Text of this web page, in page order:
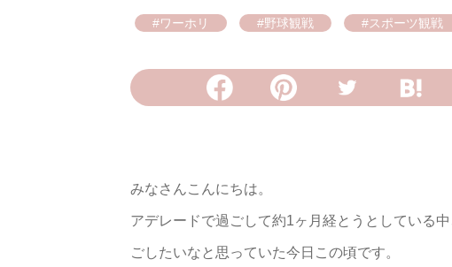
#ワーホリ #野球観戦 #スポーツ観戦
みなさんこんにちは。
アデレードで過ごして約1ヶ月経とうとしている
ごしたいなと思っていた今日この頃です。